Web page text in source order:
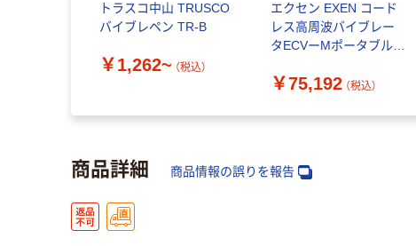
トラスコ中山 TRUSCO
バイブレペン TR-B
￥1,262~ （税込）
エクセン EXEN コード
レス高周波バイブレー
タECVーMポータブル電
261-3544（直送品）
￥75,192 （税込）
商品詳細 商品情報の誤りを報告